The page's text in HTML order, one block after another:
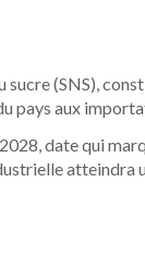
(SNS),
pays aux
date qui
atteindra